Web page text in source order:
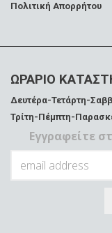
Πολιτική Απορρήτου
ΩΡΑΡΙΟ
Δευτέρα-Τετάρτη-
Τρίτη-Πέμπτη-
Εγγραφείτε